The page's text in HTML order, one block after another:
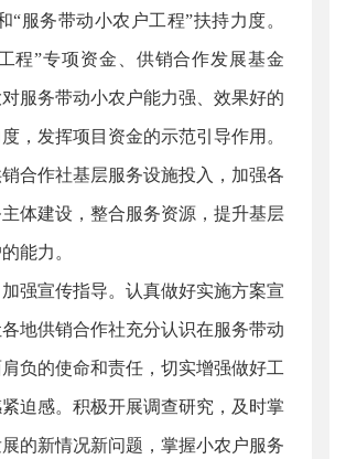
“服务带动小农户工程”扶持力度。
程”专项资金、供销合作发展基金
服务带动小农户能力强、效果好的
，发挥项目资金的示范引导作用。
合作社基层服务设施投入，加强各
体建设，整合服务资源，提升基层
能力。
加强宣传指导。认真做好实施方案宣
地供销合作社充分认识在服务带动
负的使命和责任，切实增强做好工
迫感。积极开展调查研究，及时掌
的新情况新问题，掌握小农户服务